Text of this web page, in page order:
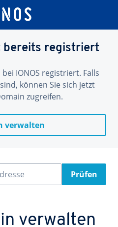
bereits registriert
IONOS registriert. Falls
können Sie sich jetzt
zugreifen.
verwalten
Prüfen
verwalten